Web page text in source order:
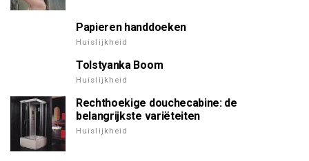
Papieren handdoeken
Huislijkheid
Tolstyanka Boom
Huislijkheid
Rechthoekige douchecabine: de
belangrijkste variëteiten
Huislijkheid